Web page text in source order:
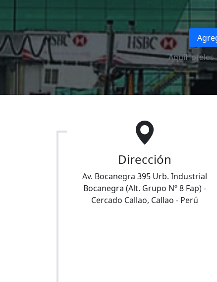
AquiHoteles
Dirección
Av. Bocanegra 395 Urb. Industrial
Bocanegra (Alt. Grupo Nº 8 Fap)-
Cercado Callao, Callao - Perú